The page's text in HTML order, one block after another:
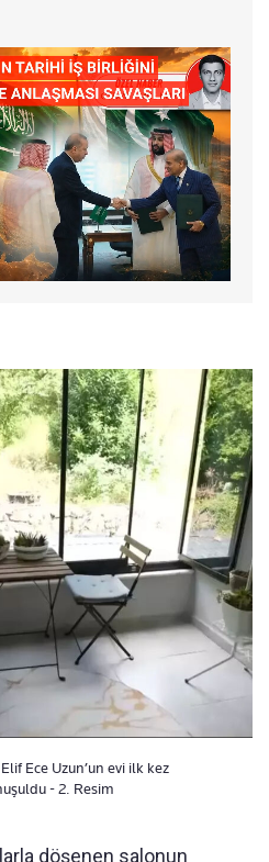
Ece Uzun’un evi ilk kez
- 2. Resim
döşenen salonun